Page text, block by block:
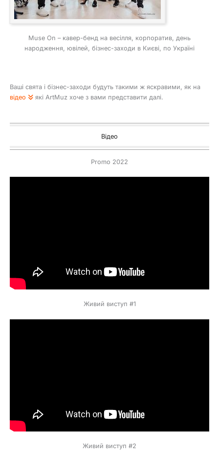
Muse On – кавер-бенд на весілля, корпоратив, день
народження, ювілей, бізнес-заходи в Києві, по Україні
Ваші свята і бізнес-заходи будуть такими ж яскравими, як на
відео
які ArtMuz хоче з вами представити далі.
Відео
Promo 2022
Живий виступ #1
Живий виступ #2